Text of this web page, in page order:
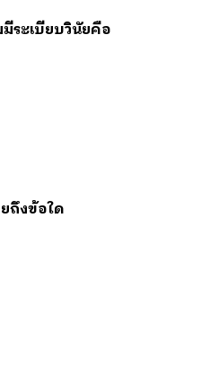
ระเบียบวินัยคือ
ถึงข้อใด